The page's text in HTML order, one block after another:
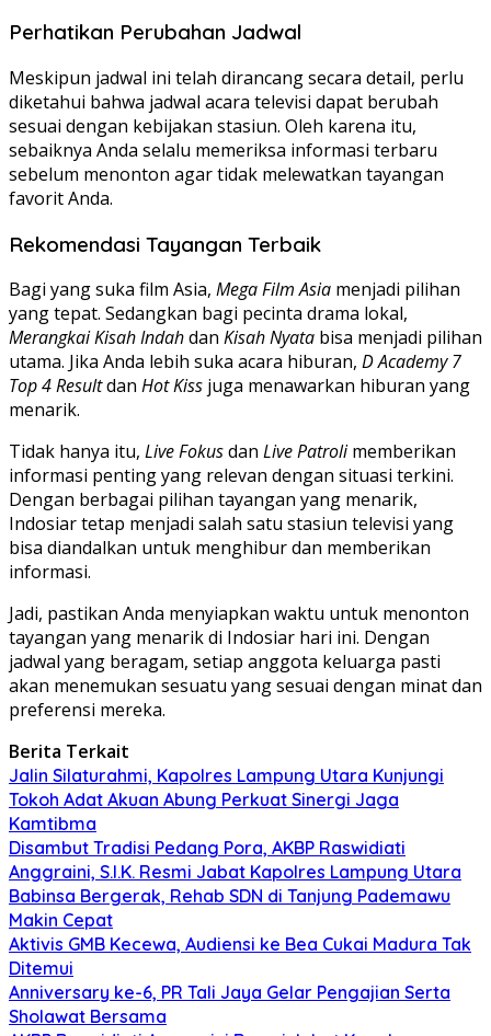
Perhatikan Perubahan Jadwal
Meskipun jadwal ini telah dirancang secara detail, perlu
diketahui bahwa jadwal acara televisi dapat berubah
sesuai dengan kebijakan stasiun. Oleh karena itu,
sebaiknya Anda selalu memeriksa informasi terbaru
sebelum menonton agar tidak melewatkan tayangan
favorit Anda.
Rekomendasi Tayangan Terbaik
Bagi yang suka film Asia, Mega Film Asia menjadi pilihan
yang tepat. Sedangkan bagi pecinta drama lokal,
Merangkai Kisah Indahdan Kisah Nyata bisa menjadi pilihan
utama. Jika Anda lebih suka acara hiburan, D Academy 7
Top 4 Resultdan Hot Kiss juga menawarkan hiburan yang
menarik.
Tidak hanya itu, Live Fokusdan Live Patrolimemberikan
informasi penting yang relevan dengan situasi terkini.
Dengan berbagai pilihan tayangan yang menarik,
Indosiar tetap menjadi salah satu stasiun televisi yang
bisa diandalkan untuk menghibur dan memberikan
informasi.
Jadi, pastikan Anda menyiapkan waktu untuk menonton
tayangan yang menarik di Indosiar hari ini. Dengan
jadwal yang beragam, setiap anggota keluarga pasti
akan menemukan sesuatu yang sesuai dengan minat dan
preferensi mereka.
Berita Terkait
Jalin Silaturahmi, Kapolres Lampung Utara Kunjungi
Tokoh Adat Akuan Abung Perkuat Sinergi Jaga
Kamtibma
Disambut Tradisi Pedang Pora, AKBP Raswidiati
Anggraini, S.I.K. Resmi Jabat Kapolres Lampung Utara
Babinsa Bergerak, Rehab SDN di Tanjung Pademawu
Makin Cepat
Aktivis GMB Kecewa, Audiensi ke Bea Cukai Madura Tak
Ditemui
Anniversary ke-6, PR Tali Jaya Gelar Pengajian Serta
Sholawat Bersama